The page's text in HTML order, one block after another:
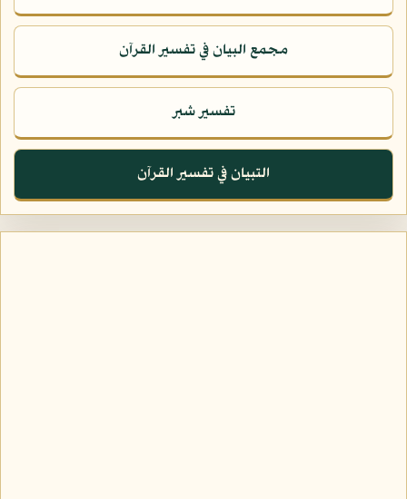
مجمع البيان في تفسير القرآن
تفسير شبر
التبيان في تفسير القرآن